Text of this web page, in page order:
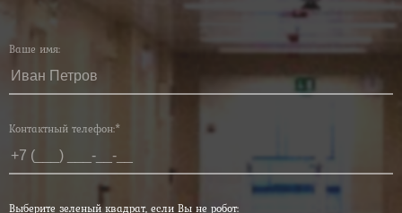
Ваше имя:
Контактный телефон:*
Выберите зеленый квадрат, если Вы не робот: